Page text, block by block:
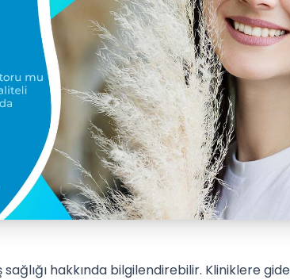
sağlığı hakkında bilgilendirebilir. Kliniklere